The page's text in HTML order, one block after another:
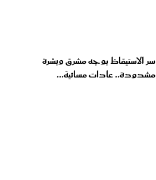
سر الاستيقاظ بوجه مشرق وبشرة
مشدودة.. عادات مسائية...